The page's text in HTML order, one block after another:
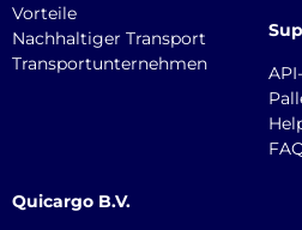
Vorteile
Nachhaltiger Transport
Transportunternehmen
Quicargo B.V.